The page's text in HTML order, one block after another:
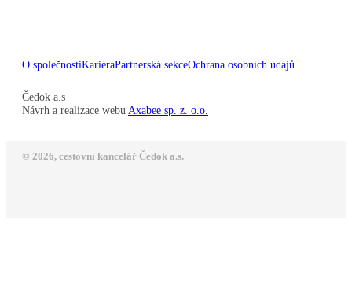
O společnostiKariéraPartnerská sekceOchrana osobních údajů
Čedok a.s
Návrh a realizace webu Axabee sp. z. o.o.
© 2026, cestovní kancelář Čedok a.s.